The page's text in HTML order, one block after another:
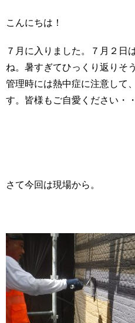
こんにちは！
７月に入りました。７月２日
ね。暑すぎてひっくり返りそ
管理時には熱中症に注意して
す。皆様もご自愛ください・・
さて今回は現場から。